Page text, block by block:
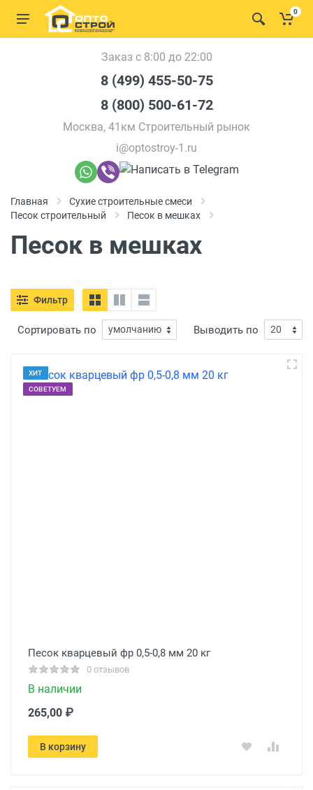
0
Заказ с 8:00 до 22:00
8 (499) 455-50-75
8 (800) 500-61-72
Москва, 41км Строительный рынок
i@optostroy-1.ru
Главная
Сухие строительные смеси
Песок строительный
Песок в мешках
Песок в мешках
Фильтр
Сортировать по Выводить по
ХИТ
СОВЕТУЕМ
Песок кварцевый фр 0,5-0,8 мм 20 кг
0 отзывов
В наличии
265,00 ₽
В корзину